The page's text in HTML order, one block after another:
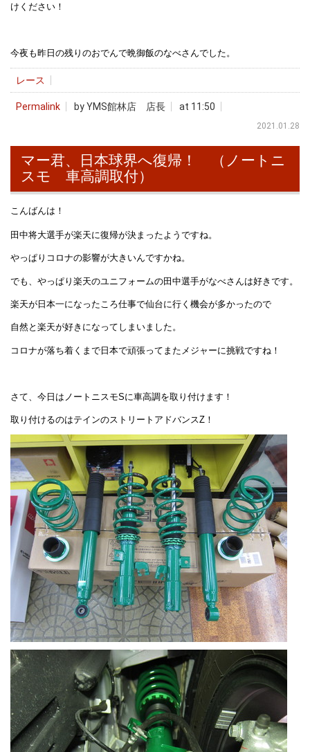
けください！
今夜も昨日の残りのおでんで晩御飯のなべさんでした。
レース
Permalink by YMS館林店 店長 at 11:50
2021.01.28
マー君、日本球界へ復帰！ （ノートニ
スモ 車高調取付）
こんばんは！
田中将大選手が楽天に復帰が決まったようですね。
やっぱりコロナの影響が大きいんですかね。
でも、やっぱり楽天のユニフォームの田中選手がなべさんは好きです。
楽天が日本一になったころ仕事で仙台に行く機会が多かったので
自然と楽天が好きになってしまいました。
コロナが落ち着くまで日本で頑張ってまたメジャーに挑戦ですね！
さて、今日はノートニスモSに車高調を取り付けます！
取り付けるのはテインのストリートアドバンスZ！